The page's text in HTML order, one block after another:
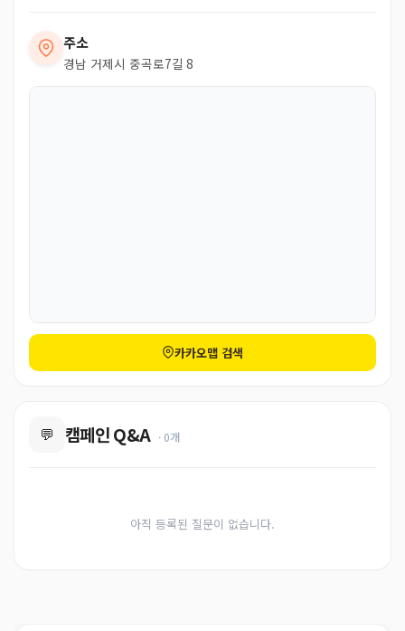
주소
경남 거제시 중곡로7길 8
카카오맵 검색
💬 캠페인 Q&A · 0개
아직 등록된 질문이 없습니다.